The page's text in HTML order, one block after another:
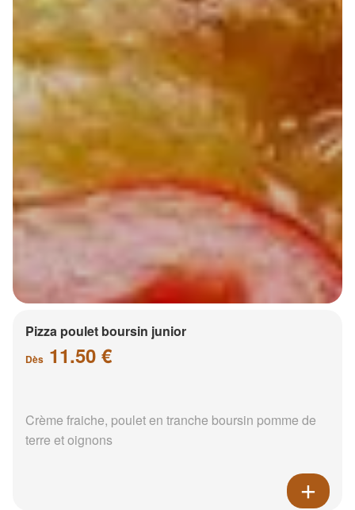
Pizza poulet boursin junior
Dès 11.50 €
Crème fraiche, poulet en tranche boursin pomme de
terre et oignons